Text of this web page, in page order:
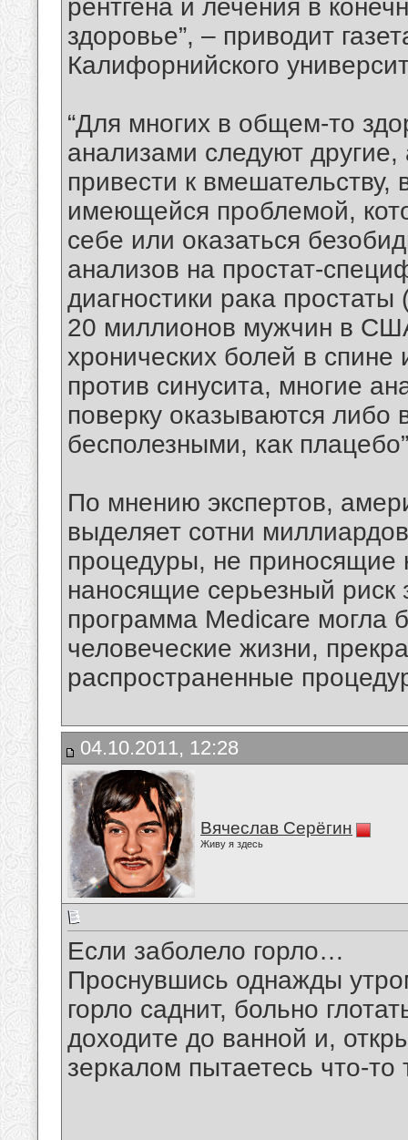
рентгена и лечения в
здоровье”, – приводит
Калифорнийского
“Для многих в общем-то
анализами следуют
привести к
имеющейся проблемой,
себе или оказаться
анализов на простат-
диагностики рака
20 миллионов мужчин в
хронических болей в
против синусита, многие
поверку оказываются
бесполезными, как
По мнению экспертов,
выделяет сотни
процедуры, не приносящие
наносящие серьезный
программа Medicare могла
человеческие жизни,
распространенные
04.10.2011, 12:28
Вячеслав Серёгин
Живу я здесь
Если заболело горло…
Проснувшись однажды
горло саднит, больно
доходите до ванной и,
зеркалом пытаетесь что-